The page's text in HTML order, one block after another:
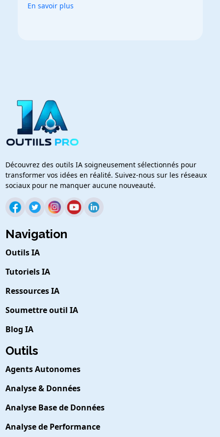
En savoir plus
Découvrez des outils IA soigneusement sélectionnés pour
transformer vos idées en réalité. Suivez-nous sur les réseaux
sociaux pour ne manquer aucune nouveauté.
Navigation
Outils IA
Tutoriels IA
Ressources IA
Soumettre outil IA
Blog IA
Outils
Agents Autonomes
Analyse & Données
Analyse Base de Données
Analyse de Performance